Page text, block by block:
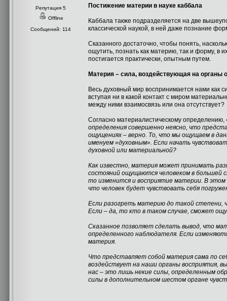
Репутация 5
Offline
Сообщений: 114
Постижение материи в науке каббала
Каббала также подразделяется на две
классической наукой, в ней даже познание
Сказанного достаточно, чтобы понять,
ощутить, познать как материю, так и форму, в
постигается практически, опытным путем.
Материя – сила, воздействующая на органы
Весь духовный мир воспринимается нами как
вступая ни в какой контакт с миром
между ними взаимосвязь или она отсутствует?
Согласно материалистическому
определения совершенно неясно, что
ощущениях – верно. То, что мы ощущаем в
именуем «духовным». Если начать
духовной или материальной?
Как известно, материя может принимать
состояний ощущаются человеком в большей
то изменится и восприятие материи. В этом
что человек будет чувствовать себя
Если разогреть материю до такой степени,
Если – да, то кто в таком случае, сможет
Сказанное позволяет сделать вывод, что
определенного наблюдателя. Если
материя.
Что представляет собой материя сама по
воздействует на наши органы восприятия,
нас – это лишь некие силы, определенным
силы в дополнительном шестом органе